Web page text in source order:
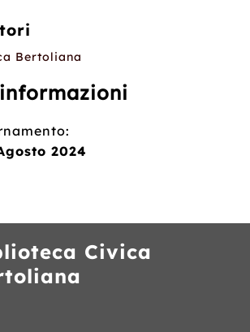
Bertoliana
2024
Civica